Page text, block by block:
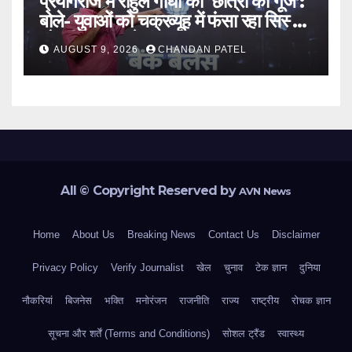
बोले- युवाओं को चक्रव्यूह में फंसा रहा सिस्टम,
नौकरी के दरवाजे बंद
AUGUST 9, 2026 CHANDAN PATEL
All © Copyright Reserved byAVN News
Home About Us Breaking News Contact Us Disclaimer
Privacy Policy Verify Journalist खेल चुनाव टेक ज्ञान दुनिया
नौकरियां बिजनेस भक्ति मनोरंजन राजनीति राज्य राष्ट्रीय रोचक ज्ञान
सूचना और शर्तें (Terms and Conditions) सोशल ट्रैंड स्वास्थ्य